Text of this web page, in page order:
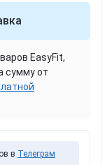
EasyFit,
сумму от
в Телеграм